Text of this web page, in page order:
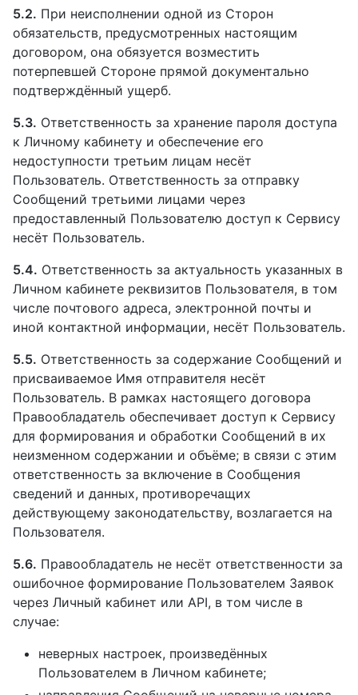
5.2. При неисполнении одной из Сторон
обязательств, предусмотренных настоящим
договором, она обязуется возместить
потерпевшей Стороне прямой документально
подтверждённый ущерб.
5.3. Ответственность за хранение пароля доступа
к Личному кабинету и обеспечение его
недоступности третьим лицам несёт
Пользователь. Ответственность за отправку
Сообщений третьими лицами через
предоставленный Пользователю доступ к Сервису
несёт Пользователь.
5.4. Ответственность за актуальность указанных в
Личном кабинете реквизитов Пользователя, в том
числе почтового адреса, электронной почты и
иной контактной информации, несёт Пользователь.
5.5. Ответственность за содержание Сообщений и
присваиваемое Имя отправителя несёт
Пользователь. В рамках настоящего договора
Правообладатель обеспечивает доступ к Сервису
для формирования и обработки Сообщений в их
неизменном содержании и объёме; в связи с этим
ответственность за включение в Сообщения
сведений и данных, противоречащих
действующему законодательству, возлагается на
Пользователя.
5.6. Правообладатель не несёт ответственности за
ошибочное формирование Пользователем Заявок
через Личный кабинет или API, в том числе в
случае:
неверных настроек, произведённых
Пользователем в Личном кабинете;